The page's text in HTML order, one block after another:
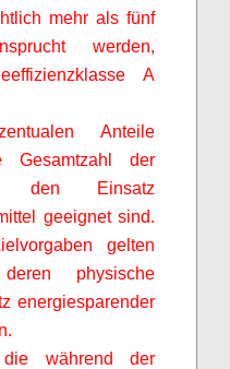
mehr als fünf
werden,
A
Anteile
der
den Einsatz
geeignet sind.
gelten
physische
energiesparender
während der